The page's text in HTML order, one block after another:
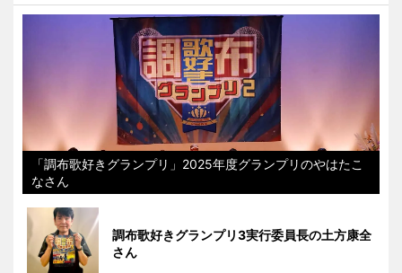
「調布歌好きグランプリ」2025年度グランプリのやはたこ
なさん
調布歌好きグランプリ3実行委員長の土方康全
さん